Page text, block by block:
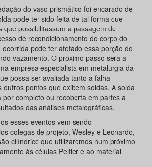
do vaso prismático foi encarado de
pode ter sido feita de tal forma que
que possibilitassem a passagem de
de recondicionamento do corpo do
ocorrida pode ter afetado essa porção do
vazamento. O próximo passo será a
empresa especialista em metalurgia da
possa ser avaliada tanto a falha
outros pontos que exibem soldas. A solda
por completo ou recoberta em partes a
das análises metalográficas.
esses eventos vem sendo
colegas de projeto, Wesley e Leonardo,
cilíndrico que utilizaremos num próximo
às células Peltier e ao material